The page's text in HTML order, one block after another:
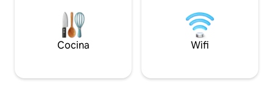
Cocina Wifi